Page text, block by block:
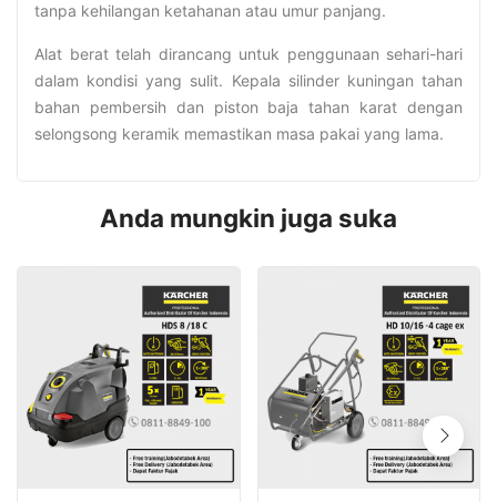
tanpa kehilangan ketahanan atau umur panjang.
Alat berat telah dirancang untuk penggunaan sehari-hari
dalam kondisi yang sulit. Kepala silinder kuningan tahan
bahan pembersih dan piston baja tahan karat dengan
selongsong keramik memastikan masa pakai yang lama.
Anda mungkin juga suka